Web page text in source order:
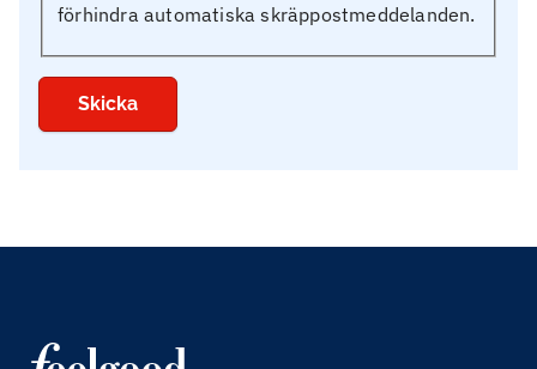
förhindra automatiska skräppostmeddelanden.